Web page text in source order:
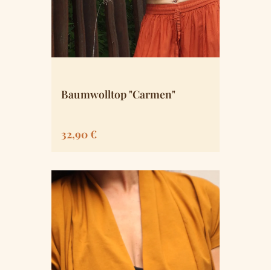
Baumwolltop "Carmen"
Regulärer Preis:
32,90 €